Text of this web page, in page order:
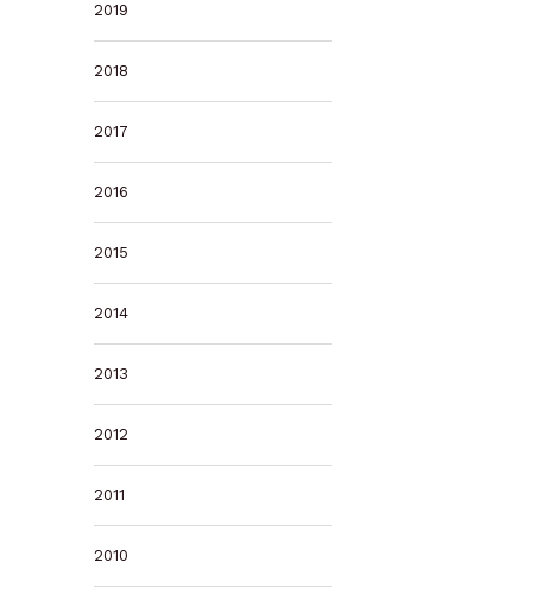
2019
2018
2017
2016
2015
2014
2013
2012
2011
2010